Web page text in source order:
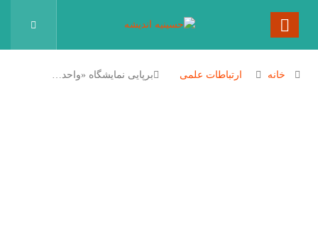
خانه ارتباطات علمی برپایی نمایشگاه «واحد…